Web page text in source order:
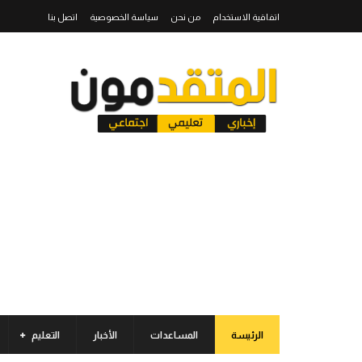
اتفاقية الاستخدام من نحن سياسة الخصوصية اتصل بنا
الرئيسة المساعدات الأخبار التعليم